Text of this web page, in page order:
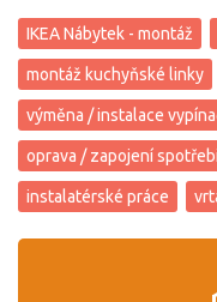
IKEA Nábytek - montáž
montáž kuchyňské linky
výměna / instalace
oprava / zapojení
instalatérské práce